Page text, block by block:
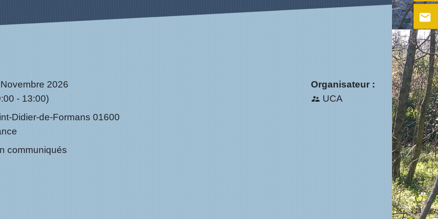
2026
- 13:00)
Didier-de-Formans 01600
communiqués
Organisateur :
supervisor_account UCA
email